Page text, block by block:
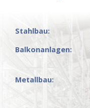
Stahlbau:
Balkonanlagen:
Metallbau: